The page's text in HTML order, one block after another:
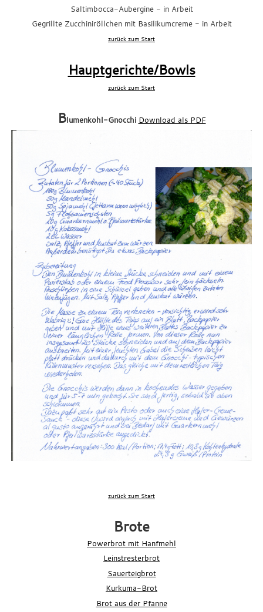
Saltimbocca-Aubergine - in Arbeit
Gegrillte Zucchiniröllchen mit Basilikumcreme - in Arbeit
zurück zum Start
Hauptgerichte/Bowls
zurück zum Start
Blumenkohl-Gnocchi Download als PDF
zurück zum Start
Brote
Powerbrot mit Hanfmehl
Leinstresterbrot
Sauerteigbrot
Kurkuma-Brot
Brot aus der Pfanne